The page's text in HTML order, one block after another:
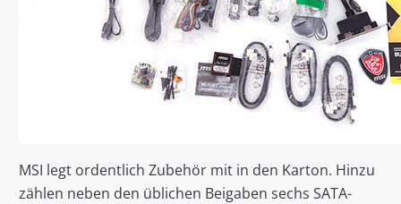
MSI legt ordentlich Zubehör mit in den Karton. Hinzu
zählen neben den üblichen Beigaben sechs SATA-